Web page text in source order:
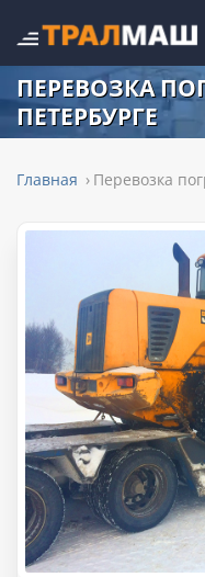
ПЕРЕВОЗКА
ПЕТЕРБУРГЕ
Главная Перевозка